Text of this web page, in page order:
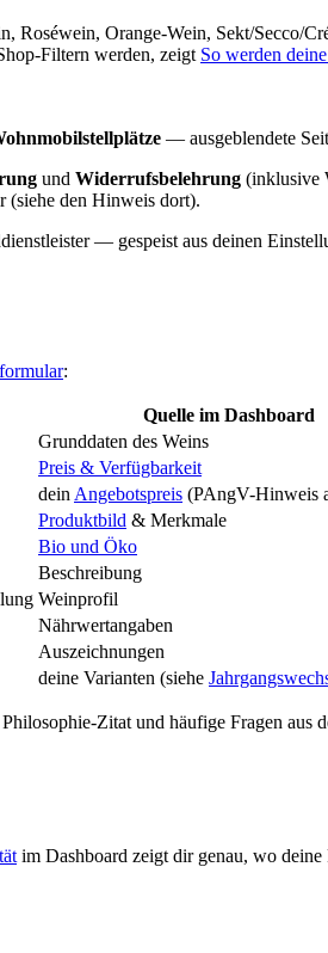
Roséwein, Orange-Wein, Sekt/Secco/
Filtern werden, zeigt So werden
— ausgeblendete
und Widerrufsbelehrung (inklusive
(siehe den Hinweis dort).
— gespeist aus deinen
:
Quelle im Dashboard
Grunddaten des Weins
Preis & Verfügbarkeit
dein Angebotspreis (PAngV-Hinweis
Produktbild & Merkmale
Bio und Öko
Beschreibung
Weinprofil
Nährwertangaben
Auszeichnungen
deine Varianten (siehe
Zitat und häufige Fragen aus
im Dashboard zeigt dir genau, wo